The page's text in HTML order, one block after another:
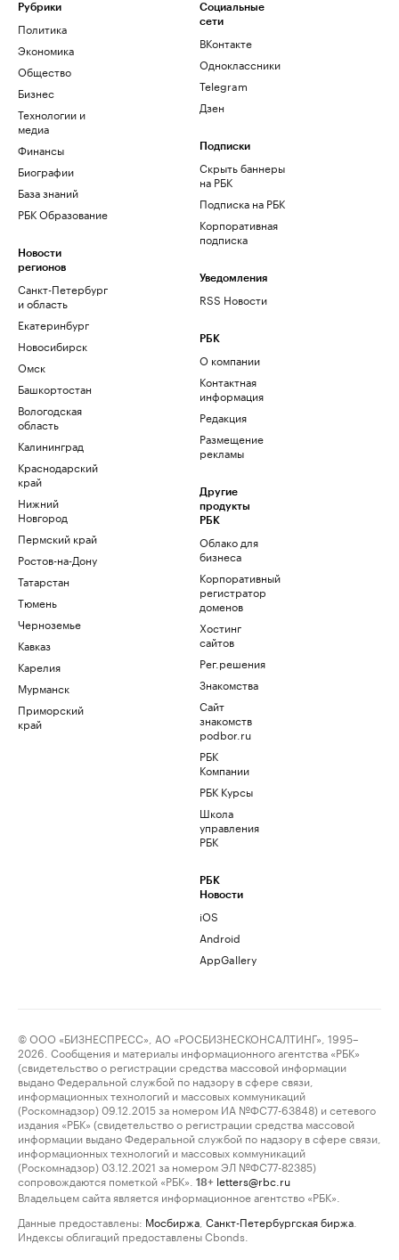
Рубрики
Политика
Экономика
Общество
Бизнес
Технологии и
медиа
Финансы
Биографии
База знаний
РБК Образование
Новости
регионов
Санкт-Петербург
и область
Екатеринбург
Новосибирск
Омск
Башкортостан
Вологодская
область
Калининград
Краснодарский
край
Нижний
Новгород
Пермский край
Ростов-на-Дону
Татарстан
Тюмень
Черноземье
Кавказ
Карелия
Мурманск
Приморский
край
Социальные
сети
ВКонтакте
Одноклассники
Telegram
Дзен
Подписки
Скрыть баннеры
на РБК
Подписка на РБК
Корпоративная
подписка
Уведомления
RSS Новости
РБК
О компании
Контактная
информация
Редакция
Размещение
рекламы
Другие
продукты
РБК
Облако для
бизнеса
Корпоративный
регистратор
доменов
Хостинг
сайтов
Рег.решения
Знакомства
Сайт
знакомств
podbor.ru
РБК
Компании
РБК Курсы
Школа
управления
РБК
РБК
Новости
iOS
Android
AppGallery
© ООО «БИЗНЕСПРЕСС», АО «РОСБИЗНЕСКОНСАЛТИНГ», 1995–
2026. Сообщения и материалы информационного агентства «РБК»
(свидетельство о регистрации средства массовой информации
выдано Федеральной службой по надзору в сфере связи,
информационных технологий и массовых коммуникаций
(Роскомнадзор) 09.12.2015 за номером ИА №ФС77-63848) и сетевого
издания «РБК» (свидетельство о регистрации средства массовой
информации выдано Федеральной службой по надзору в сфере связи,
информационных технологий и массовых коммуникаций
(Роскомнадзор) 03.12.2021 за номером ЭЛ №ФС77-82385)
сопровождаются пометкой «РБК».
18+ letters@rbc.ru
Владельцем сайта является информационное агентство «РБК».
Данные предоставлены: Мосбиржа Санкт-Петербургская биржа
Индексы облигаций предоставлены Cbonds.